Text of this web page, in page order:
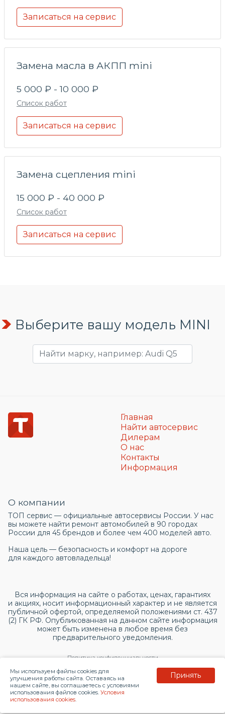
Записаться на сервис
Замена масла в АКПП mini
5 000 ₽ - 10 000 ₽
Список работ
Записаться на сервис
Замена сцепления mini
15 000 ₽ - 40 000 ₽
Список работ
Записаться на сервис
Выберите вашу модель MINI
Главная
Найти автосервис
Дилерам
О нас
Контакты
Информация
О компании
ТОП сервис — официальные автосервисы России. У нас
вы можете найти ремонт автомобилей в 90 городах
России для 45 брендов и более чем 400 моделей авто.
Наша цель — безопасность и комфорт на дороге
для каждого автовладельца!
Вся информация на сайте о работах, ценах, гарантиях
и акциях, носит информационный характер и не является
публичной офертой, определяемой положениями ст. 437
(2) ГК РФ. Опубликованная на данном сайте информация
может быть изменена в любое время без
предварительного уведомления.
Политика конфиденциальности
Согласие на обработку персональных данных
© 2026 topservice.su
Мы используем файлы cookies для
улучшения работы сайта. Оставаясь на
нашем сайте, вы соглашаетесь с условиями
использования файлов cookies. Условия
использования cookies.
Принять